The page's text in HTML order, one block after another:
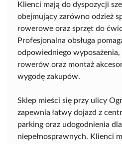
Klienci mają do dyspozycji
obejmujący zarówno odzież
rowerowe oraz sprzęt do
Profesjonalna obsługa
odpowiedniego wyposażenia,
rowerów oraz montaż
wygodę zakupów.
Sklep mieści się przy ulicy
zapewnia łatwy dojazd z
parking oraz udogodnienia
niepełnosprawnych. Klienci